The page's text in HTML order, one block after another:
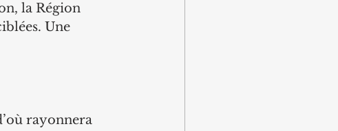
la Région
Une
rayonnera